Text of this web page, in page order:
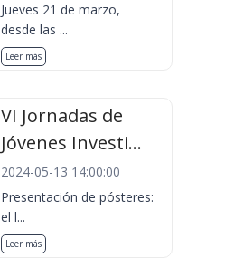
Jueves 21 de marzo,
desde las ...
Leer más
VI Jornadas de
Jóvenes Investi...
2024-05-13 14:00:00
Presentación de pósteres:
el l...
Leer más